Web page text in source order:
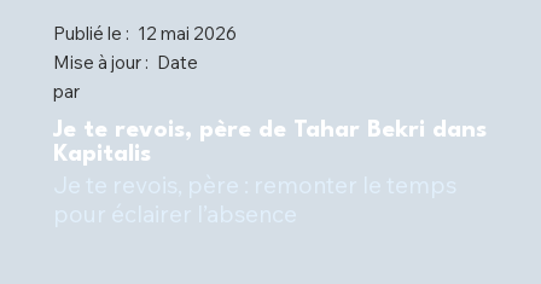
Publié le : 12 mai 2026
Mise à jour : Date
par
Je te revois, père de Tahar Bekri dans
Kapitalis